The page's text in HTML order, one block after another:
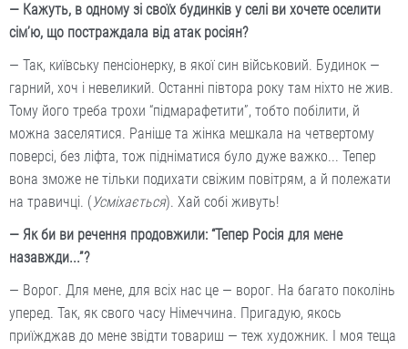
— Кажуть, в одному зі своїх будинків у селі ви хочете оселити
сім’ю, що постраждала від атак росіян?
— Так, київську пенсіонерку, в якої син військовий. Будинок —
гарний, хоч і невеликий. Останні півтора року там ніхто не жив.
Тому його треба трохи “підмарафетити”, тобто побілити, й
можна заселятися. Раніше та жінка мешкала на четвертому
поверсі, без ліфта, тож підніматися було дуже важко... Тепер
вона зможе не тільки подихати свіжим повітрям, а й полежати
на травичці. (Усміхається). Хай собі живуть!
— Як би ви речення продовжили: “Тепер Росія для мене
назавжди...”?
— Ворог. Для мене, для всіх нас це — ворог. На багато поколінь
уперед. Так, як свого часу Німеччина. Пригадую, якось
приїжджав до мене звідти товариш — теж художник. І моя теща